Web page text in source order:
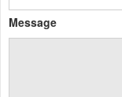
Message